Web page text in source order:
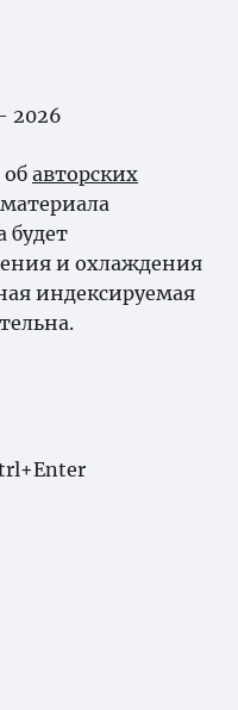
2026
авторских
будет
и охлаждения
индексируемая